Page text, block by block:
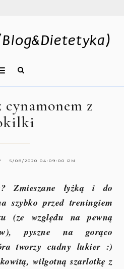
z
5/08/2020 04:09:00 PM
Zmieszane łyżką i do
szybko przed treningiem
(ze względu na pewną
pyszne na gorąco
tworzy cudny lukier :)
wilgotną szarlotkę z